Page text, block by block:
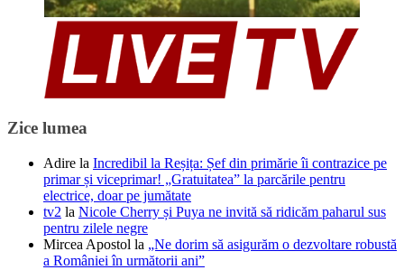
Zice lumea
Adire la Incredibil la Reșița: Șef din primărie îi contrazice pe
primar și viceprimar! „Gratuitatea” la parcările pentru
electrice, doar pe jumătate
tv2 la Nicole Cherry și Puya ne invită să ridicăm paharul sus
pentru zilele negre
Mircea Apostol la „Ne dorim să asigurăm o dezvoltare robustă
a României în următorii ani”